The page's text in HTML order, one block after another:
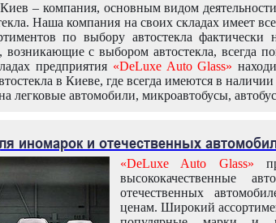
– компания, основным видом
Наша компания на своих складах имеет
по выбору автостекла фактически
с выбором автостекла, всегда
предприятия «DeLuxe Auto Glass»
в Киеве, где всегда имеются в
легковые автомобили, микроавтобусы,
иномарок и отечественных
«DeLuxe Auto Glass»
высококачественные
отечественных
ценам. Широкий